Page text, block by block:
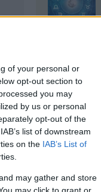
of your personal or
opt-out section to
you may
by us or personal
opt-out of the
list of downstream
on the IAB’s List of
may gather and store
may click to grant or